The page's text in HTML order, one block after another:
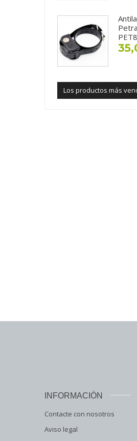
Los productos más
INFORMACIÓN
Contacte con nosotros
Aviso legal